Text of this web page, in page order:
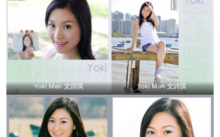
Yoki Man 文詩琪 Yoki Man 文詩琪